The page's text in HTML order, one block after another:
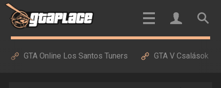
GTA Online Los Santos Tuners GTA V Csalások